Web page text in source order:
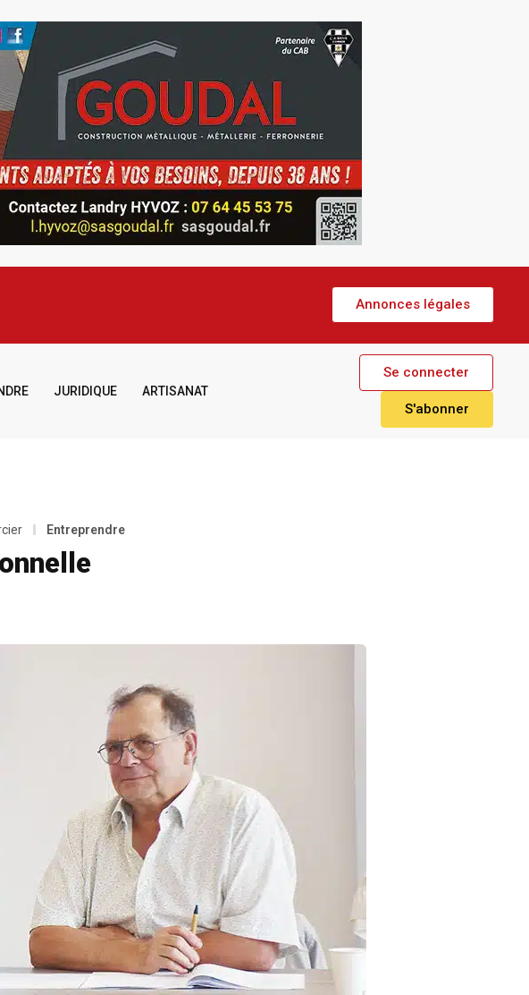
Annonces légales
JURIDIQUE ARTISANAT
Se connecter
S'abonner
Entreprendre